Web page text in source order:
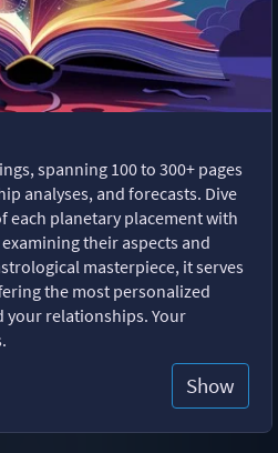
spanning 100 to 300+ pages
analyses, and forecasts. Dive
each planetary placement with
their aspects and
masterpiece, it serves
the most personalized
your relationships. Your
Show